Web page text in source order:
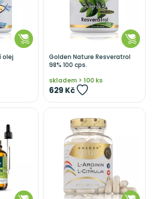
olej
Golden Nature Resveratrol
98% 100 cps.
skladem > 100 ks
629 Kč